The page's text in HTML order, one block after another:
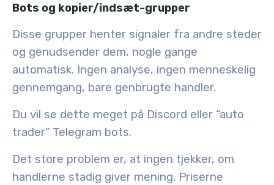
Bots og kopier/indsæt-grupper
Disse grupper henter signaler fra andre steder
og genudsender dem, nogle gange
automatisk. Ingen analyse, ingen menneskelig
gennemgang, bare genbrugte handler.
Du vil se dette meget på Discord eller “auto
trader” Telegram bots.
Det store problem er, at ingen tjekker, om
handlerne stadig giver mening. Priserne